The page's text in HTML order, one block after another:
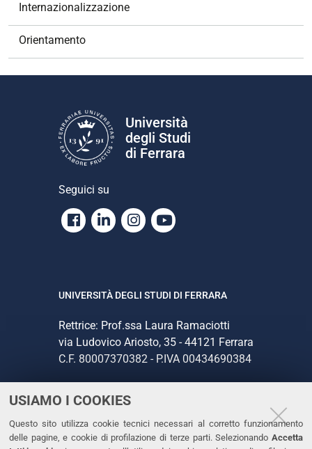
USIAMO I COOKIES
Questo sito utilizza cookie tecnici necessari al corretto funzionamento
delle pagine, e cookie di profilazione di terze parti. Selezionando Accetta
Internazionalizzazione
Orientamento
Università
degli Studi
di Ferrara
Seguici su
Facebook
LinkedinInstagram
Youtube
UNIVERSITÀ DEGLI STUDI DI FERRARA
Rettrice: Prof.ssa Laura Ramaciotti
via Ludovico Ariosto, 35 - 44121 Ferrara
C.F. 80007370382 - P.IVA 00434690384
CONTATTI
Tel. +39 0532 293111
Fax. +39 0532 293031